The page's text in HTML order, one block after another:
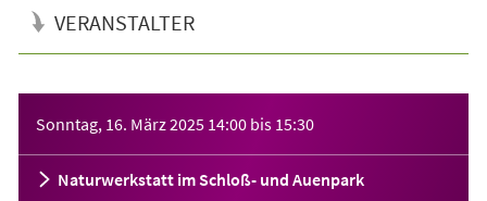
VERANSTALTER
Sonntag, 16. März 2025 14:00 bis 15:30
Naturwerkstatt im Schloß- und Auenpark